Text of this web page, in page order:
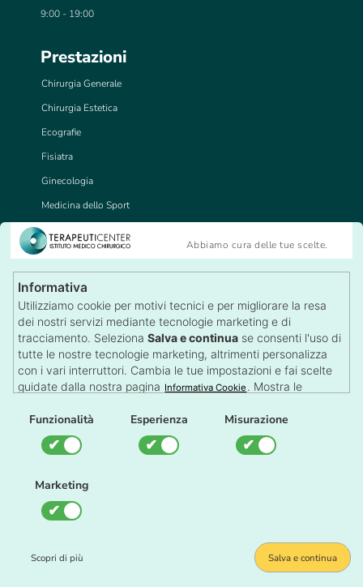
Abbiamo cura delle tue scelte.
Informativa
Utilizziamo cookie per motivi tecnici e per migliorare la resa
dei nostri servizi mediante tecnologie marketing e di
tracciamento. SelezionaSalva e continua se consenti l'uso di
tutte le nostre tecnologie marketing, altrimenti personalizza
con i vari interruttori. Cambia le tue impostazioni e fai scelte
guidate dalla nostra pagina Informativa Cookie . Mostra le
fondo alla pagina.
Funzionalità Esperienza Misurazione
Marketing
Scopri di più Salva e continua
9:00 - 19:00
Prestazioni
Chirurgia Generale
Chirurgia Estetica
Ecografie
Fisiatra
Ginecologia
Medicina dello Sport
Medicina del Lavoro
Tricologia
Recensioni
Lascia una Recensione
Autorizzazioni
Il TerapeutiCenter è una struttura sanitaria autorizzata dalla
Glarish Agenzia